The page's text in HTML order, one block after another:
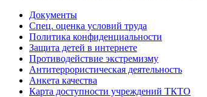
Документы
Спец. оценка условий труда
Политика конфиденциальности
Защита детей в интернете
Противодействие экстремизму
Антитеррористическая деятельность
Анкета качества
Карта доступности учреждений ТКТО